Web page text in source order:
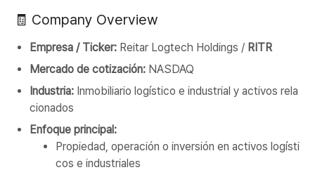
🧾 Company Overview
Empresa / Ticker: Reitar Logtech Holdings / RITR
Mercado de cotización: NASDAQ
Industria: Inmobiliario logístico e industrial y activos rela
cionados
Enfoque principal:
Propiedad, operación o inversión en activos logísti
cos e industriales